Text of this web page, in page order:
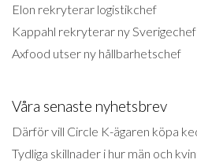
Elon rekryterar logistikchef
Kappahl rekryterar ny Sverigechef
Axfood utser ny hållbarhetschef
Våra senaste nyhetsbrev
Därför vill Circle K-ägaren köpa
Tydliga skillnader i hur män och